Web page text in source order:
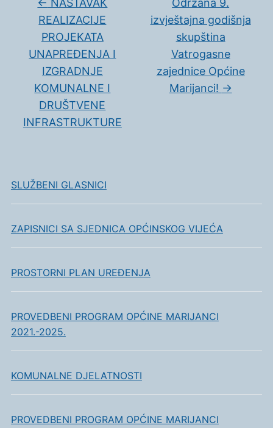
SLUŽBENI GLASNICI
ZAPISNICI SA SJEDNICA OPĆINSKOG VIJEĆA
PROSTORNI PLAN UREĐENJA
PROVEDBENI PROGRAM OPĆINE MARIJANCI
2021.-2025.
KOMUNALNE DJELATNOSTI
PROVEDBENI PROGRAM OPĆINE MARIJANCI
← NASTAVAK
REALIZACIJE
PROJEKATA
UNAPREĐENJA I
IZGRADNJE
KOMUNALNE I
DRUŠTVENE
INFRASTRUKTURE
Održana 9.
izvještajna godišnja
skupština
Vatrogasne
zajednice Općine
Marijanci! →